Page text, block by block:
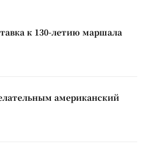
к 130-летию маршала
американский